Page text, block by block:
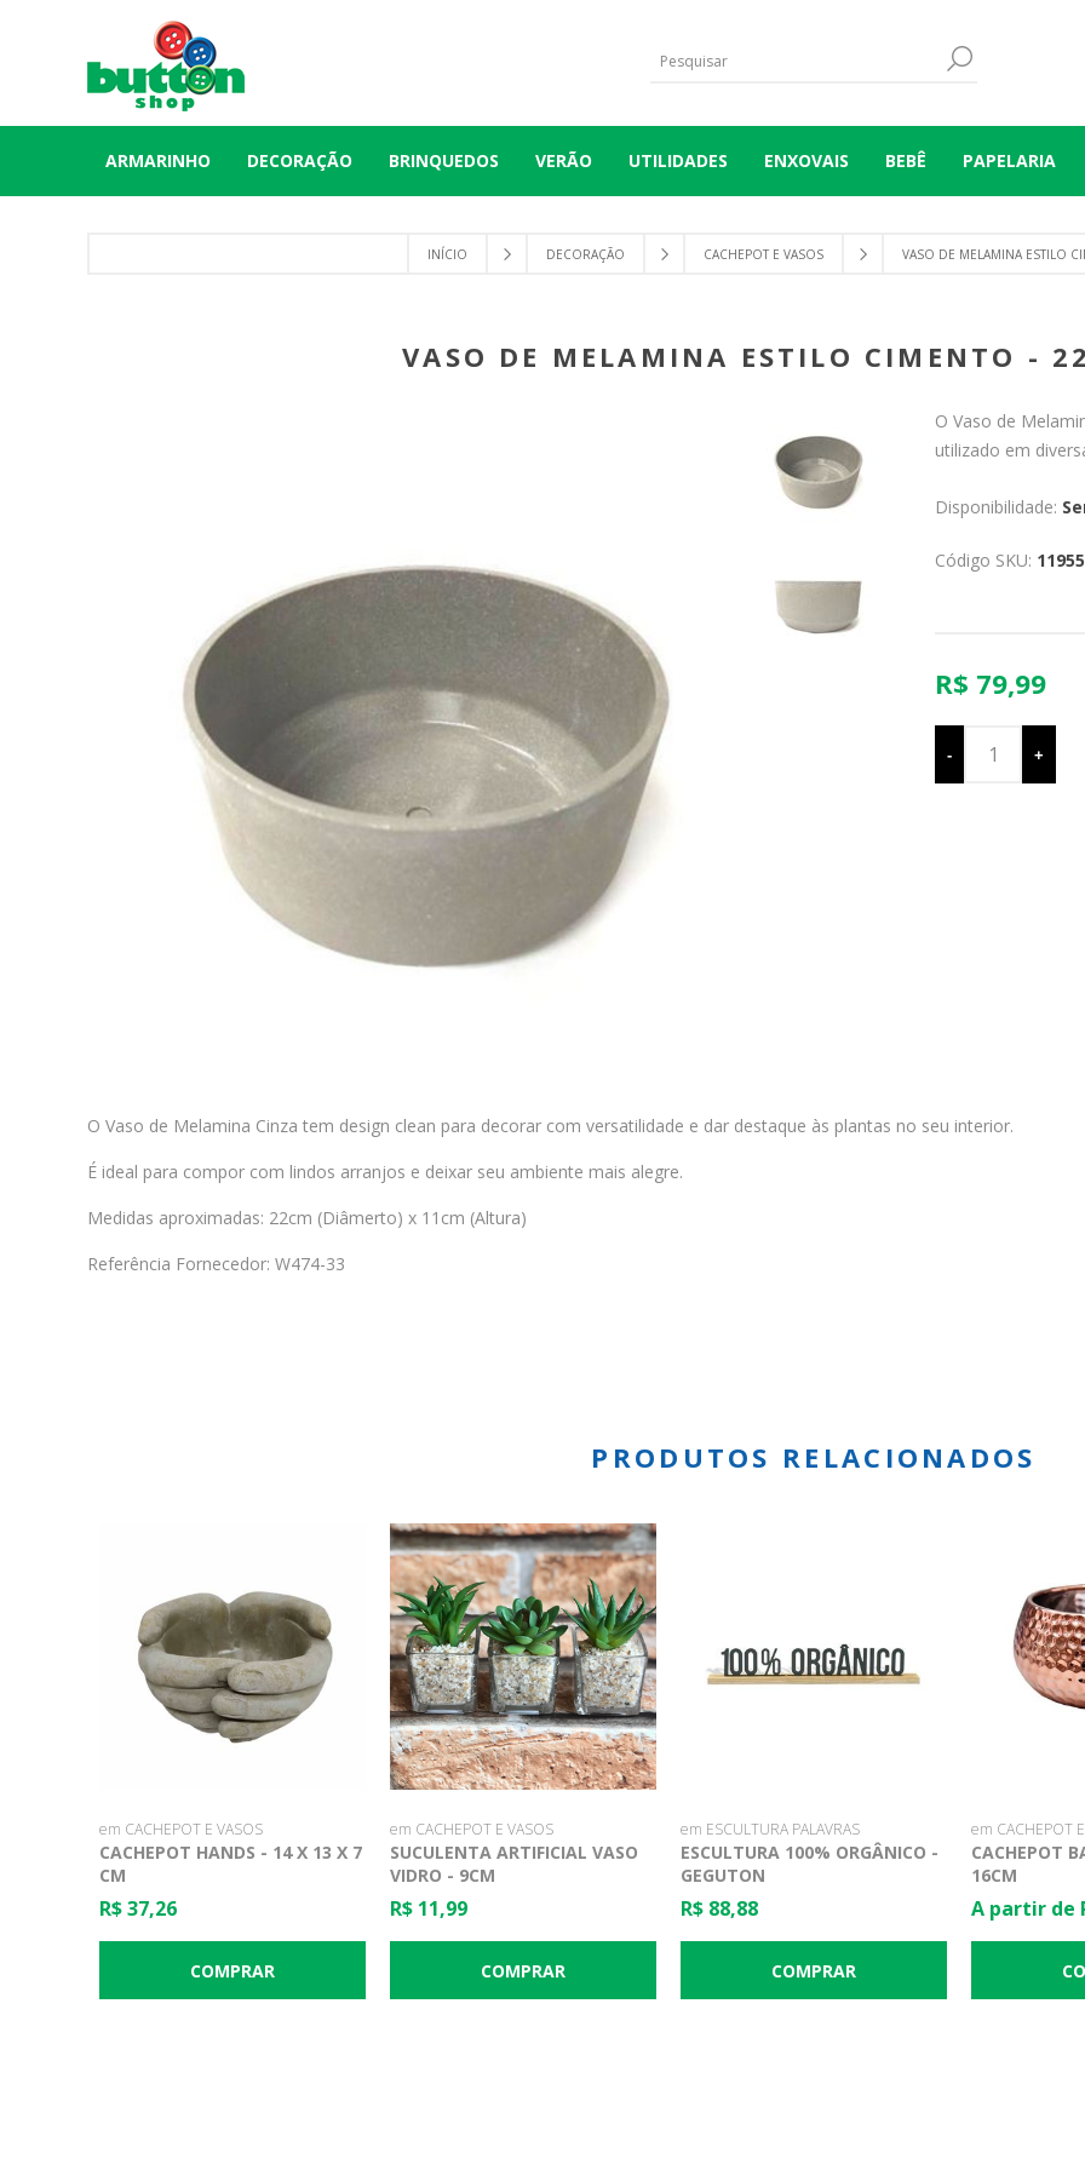
ARMARINHO DECORAÇÃO BRINQUEDOS VERÃO UTILIDADES ENXOVAIS BEBÊ PAPELARIA
INÍCIO DECORAÇÃO CACHEPOT E VASOS VASO DE MELAMINA ESTILO
VASO DE MELAMINA ESTILO CIMENTO -
O Vaso de
utilizado em
Disponibilidade:
Código SKU:
R$ 79,99
- +
O Vaso de Melamina Cinza tem design clean para decorar com versatilidade e dar destaque às plantas no seu interior.
É ideal para compor com lindos arranjos e deixar seu ambiente mais alegre.
Medidas aproximadas: 22cm (Diâmerto) x 11cm (Altura)
Referência Fornecedor: W474-33
PRODUTOS RELACIONADOS
em CACHEPOT E VASOS
CACHEPOT HANDS - 14 X 13 X 7
CM
R$ 37,26
em CACHEPOT E VASOS
SUCULENTA ARTIFICIAL VASO
VIDRO - 9CM
R$ 11,99
em ESCULTURA PALAVRAS
ESCULTURA 100% ORGÂNICO -
GEGUTON
R$ 88,88
em CACHEPOT
CACHEPOT
16CM
A partir de